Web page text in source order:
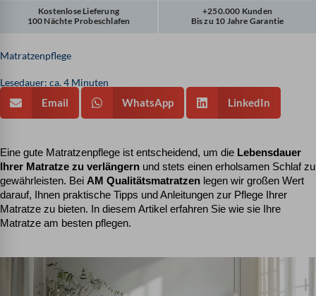
Kostenlose Lieferung
100 Nächte Probeschlafen
+250.000 Kunden
Bis zu 10 Jahre Garantie
Matratzenpflege
Lesedauer: ca. 4 Minuten
Email WhatsApp LinkedIn
Eine gute Matratzenpflege ist entscheidend, um die Lebensdauer
Ihrer Matratze zu verlängern und stets einen erholsamen Schlaf zu
gewährleisten. Bei AM Qualitätsmatratzen legen wir großen Wert
darauf, Ihnen praktische Tipps und Anleitungen zur Pflege Ihrer
Matratze zu bieten. In diesem Artikel erfahren Sie wie sie Ihre
Matratze am besten pflegen.